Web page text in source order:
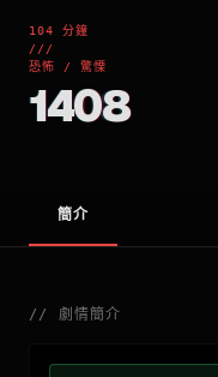
104 分鐘
///
恐怖 / 驚慄
1408
簡介
// 劇情簡介